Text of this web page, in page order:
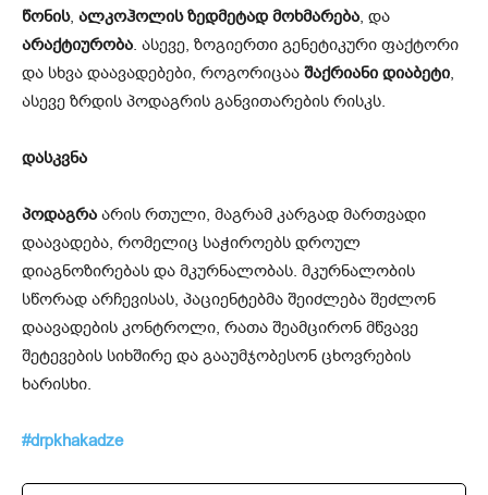
წონის, ალკოჰოლის ზედმეტად მოხმარება, და
არაქტიურობა. ასევე, ზოგიერთი გენეტიკური ფაქტორი
და სხვა დაავადებები, როგორიცაა შაქრიანი დიაბეტი,
ასევე ზრდის პოდაგრის განვითარების რისკს.
დასკვნა
პოდაგრა არის რთული, მაგრამ კარგად მართვადი
დაავადება, რომელიც საჭიროებს დროულ
დიაგნოზირებას და მკურნალობას. მკურნალობის
სწორად არჩევისას, პაციენტებმა შეიძლება შეძლონ
დაავადების კონტროლი, რათა შეამცირონ მწვავე
შეტევების სიხშირე და გააუმჯობესონ ცხოვრების
ხარისხი.
#drpkhakadze